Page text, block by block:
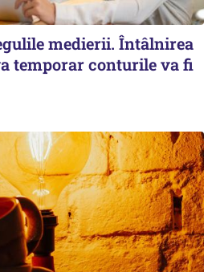
medierii. Întâlnirea
temporar conturile va fi